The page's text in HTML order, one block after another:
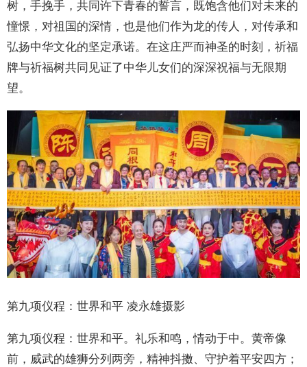
树，手挽手，共同许下青春的誓言，既饱含他们对未来的
憧憬，对祖国的深情，也是他们作为龙的传人，对传承和
弘扬中华文化的坚定承诺。在这庄严而神圣的时刻，祈福
牌与祈福树共同见证了中华儿女们的深深祝福与无限期
望。
第九项仪程：世界和平 凌永雄摄影
第九项仪程：世界和平。礼乐和鸣，情动于中。黄帝像
前，威武的雄狮分列两旁，精神抖擞、守护着平安四方；